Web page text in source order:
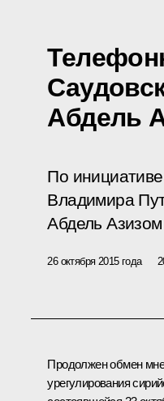
Абдель
По
Владимира
Абдель
26 октября 2015 года
Продолжен обмен
урегулирования